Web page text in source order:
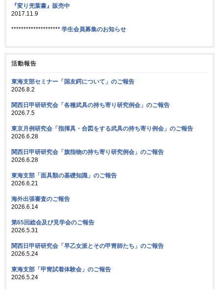
『変り兜葉書』販売中
2017.11.9
******************** 学生会員募集のお知らせ
活動報告
東海支部セミナー「国友鍔について」のご報告
2026.8.2
関西日甲研研究会「各種武具の持ち寄り研究例会」のご報告
2026.7.5
東京月例研究会「指揮具・合図をする武具の持ち寄り例会」のご報告
2026.6.28
関西日甲研研究会「旗指物の持ち寄り研究例会」のご報告
2026.6.28
東海支部「面具類の基礎知識」のご報告
2026.6.21
海外出張審査のご報告
2026.6.14
第65回総会及び見学会のご報告
2026.5.31
関西日甲研研究会「早乙女派とその甲冑師たち」のご報告
2026.5.24
東海支部「甲冑試着体験会」のご報告
2026.5.24